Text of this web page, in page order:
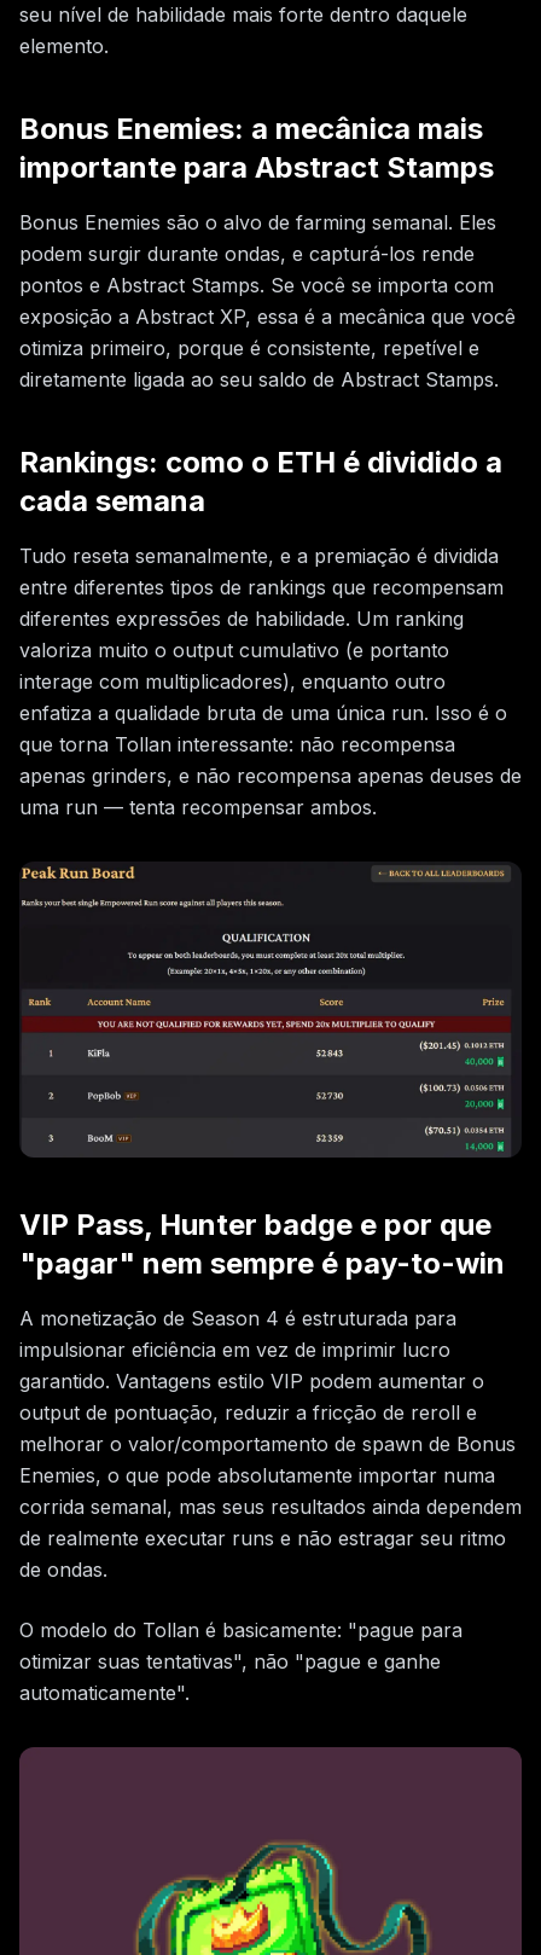
seu nível de habilidade mais forte dentro daquele
elemento.
Bonus Enemies: a mecânica mais
importante para Abstract Stamps
Bonus Enemies são o alvo de farming semanal. Eles
podem surgir durante ondas, e capturá-los rende
pontos e Abstract Stamps. Se você se importa com
exposição a Abstract XP, essa é a mecânica que você
otimiza primeiro, porque é consistente, repetível e
diretamente ligada ao seu saldo de Abstract Stamps.
Rankings: como o ETH é dividido a
cada semana
Tudo reseta semanalmente, e a premiação é dividida
entre diferentes tipos de rankings que recompensam
diferentes expressões de habilidade. Um ranking
valoriza muito o output cumulativo (e portanto
interage com multiplicadores), enquanto outro
enfatiza a qualidade bruta de uma única run. Isso é o
que torna Tollan interessante: não recompensa
apenas grinders, e não recompensa apenas deuses de
uma run — tenta recompensar ambos.
VIP Pass, Hunter badge e por que
"pagar" nem sempre é pay-to-win
A monetização de Season 4 é estruturada para
impulsionar eficiência em vez de imprimir lucro
garantido. Vantagens estilo VIP podem aumentar o
output de pontuação, reduzir a fricção de reroll e
melhorar o valor/comportamento de spawn de Bonus
Enemies, o que pode absolutamente importar numa
corrida semanal, mas seus resultados ainda dependem
de realmente executar runs e não estragar seu ritmo
de ondas.
O modelo do Tollan é basicamente: "pague para
otimizar suas tentativas", não "pague e ganhe
automaticamente".